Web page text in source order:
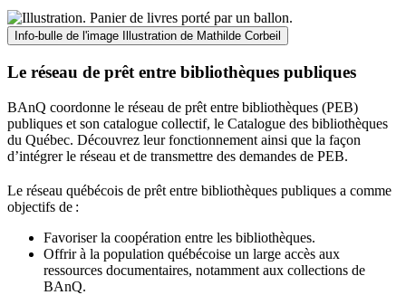
Info-bulle de l'image Illustration de Mathilde Corbeil
Le réseau de prêt entre bibliothèques publiques
BAnQ coordonne le réseau de prêt entre bibliothèques (PEB)
publiques et son catalogue collectif, le Catalogue des bibliothèques
du Québec. Découvrez leur fonctionnement ainsi que la façon
d’intégrer le réseau et de transmettre des demandes de PEB.
Le réseau québécois de prêt entre bibliothèques publiques a comme
objectifs de :
Favoriser la coopération entre les bibliothèques.
Offrir à la population québécoise un large accès aux
ressources documentaires, notamment aux collections de
BAnQ.